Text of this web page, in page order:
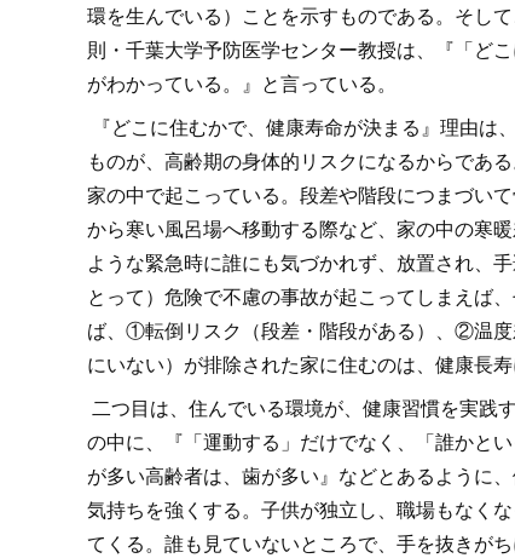
環を生んでいる）ことを示すものである。そし
則・千葉大学予防医学センター教授は、『「ど
がわかっている。』と言っている。
『どこに住むかで、健康寿命が決まる』理由は
ものが、高齢期の身体的リスクになるからであ
家の中で起こっている。段差や階段につまづい
から寒い風呂場へ移動する際など、家の中の寒
ような緊急時に誰にも気づかれず、放置され、
とって）危険で不慮の事故が起こってしまえば
ば、①転倒リスク（段差・階段がある）、②温
にいない）が排除された家に住むのは、健康長
二つ目は、住んでいる環境が、健康習慣を実践
の中に、『「運動する」だけでなく、「誰かと
が多い高齢者は、歯が多い』などとあるように
気持ちを強くする。子供が独立し、職場もなく
てくる。誰も見ていないところで、手を抜きが